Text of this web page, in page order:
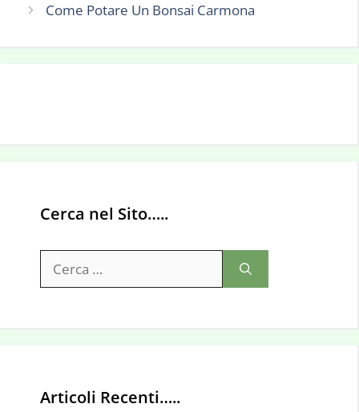
Come Potare Un Bonsai Carmona
Cerca nel Sito…..
per:
Articoli Recenti…..